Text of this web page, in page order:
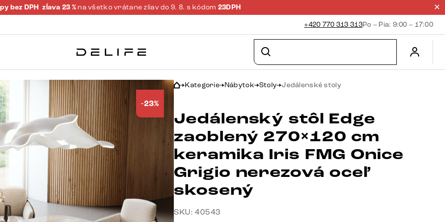
bez DPH zĺava 23 % na všetko vrátane zliav do 9. 8. s kódom 23DPH
+420 770 313 313Po – Pia: 9:00 – 17:00
-23%
Kategorie Nábytok Stoly Jedálenské stoly
Jedálenský stôl Edge
zaoblený 270×120 cm
keramika Iris FMG Onice
Grigio nerezová oceľ
skosený
SKU: 40543